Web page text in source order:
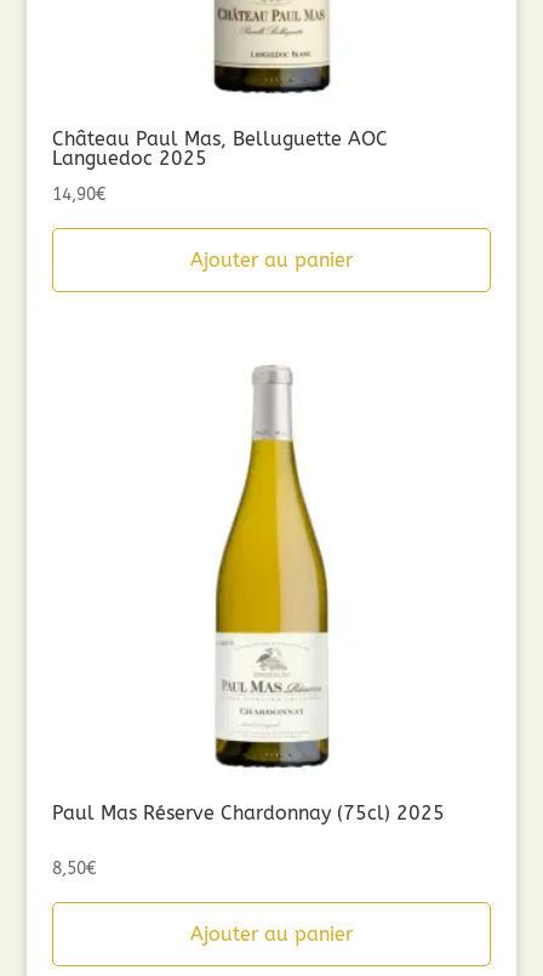
Château Paul Mas, Belluguette AOC
Languedoc 2025
14,90€
Ajouter au panier
Paul Mas Réserve Chardonnay (75cl) 2025
8,50€
Ajouter au panier